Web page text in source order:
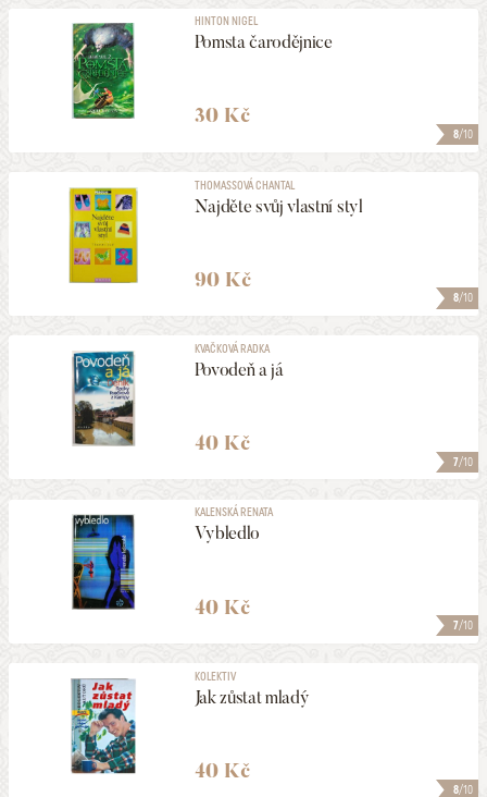
8/10
HINTON NIGEL
Pomsta čarodějnice
30 Kč
8/10
THOMASSOVÁ CHANTAL
Najděte svůj vlastní styl
90 Kč
7/10
KVAČKOVÁ RADKA
Povodeň a já
40 Kč
7/10
KALENSKÁ RENATA
Vybledlo
40 Kč
8/10
KOLEKTIV
Jak zůstat mladý
40 Kč